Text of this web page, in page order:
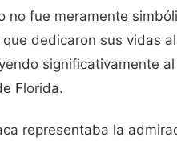
no fue meramente
que dedicaron sus vidas
significativamente
Florida.
representaba la